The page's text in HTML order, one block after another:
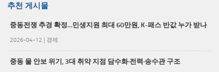
추천 게시물
중동전쟁 추경 확정…민생지원 최대 60만원, K-패스 반값 누가 받나
2026-04-12 | 경제
중동 물 안보 위기, 3대 취약 지점 담수화·전력·송수관 구조